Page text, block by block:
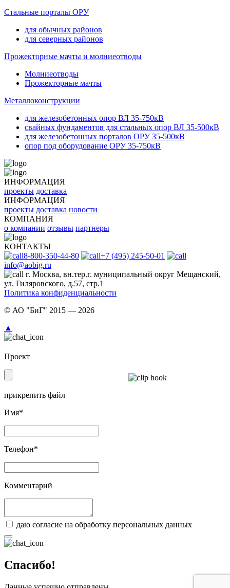
Стальные порталы ОРУ
для обычных районов
для северных районов
Прожекторные мачты и молниеотводы
Молниеотводы
Прожекторные мачты
Металлоконструкции
для железобетонных опор ВЛ 35-750кВ
свайных фундаментов для стальных опор ВЛ 35-500кВ
для железобетонных порталов ОРУ 35-500кВ
опор под оборудование ОРУ 35-750кВ
ИНФОРМАЦИЯ
проекты доставка
ИНФОРМАЦИЯ
проекты доставка новости
КОМПАНИЯ
о компании отзывы партнеры
КОНТАКТЫ
8-800-350-44-80
+7 (495) 245-50-01
info@aobig.ru
г. Москва, вн.тер.г. муниципальный округ Мещанский,
ул. Гиляровского, д.57, стр.1
Политика конфиденциальности
© АО "БиГ" 2015 — 2026
▲
Проект
прикрепить файл
Имя*
Телефон*
Комментарий
даю согласие на обработку персональных данных
Спасибо!